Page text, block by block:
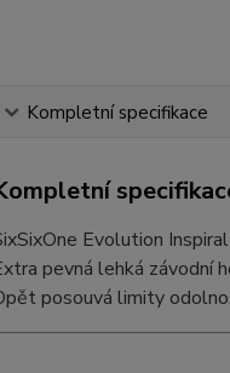
Kompletní specifikace
Evolution
pevná lehká závodní
posouvá limity